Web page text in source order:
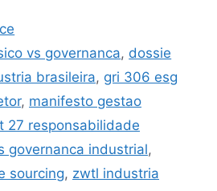
vs governanca, dossie
brasileira, gri 306 esg
, manifesto gestao
27 responsabilidade
governanca industrial,
sourcing, zwtl industria